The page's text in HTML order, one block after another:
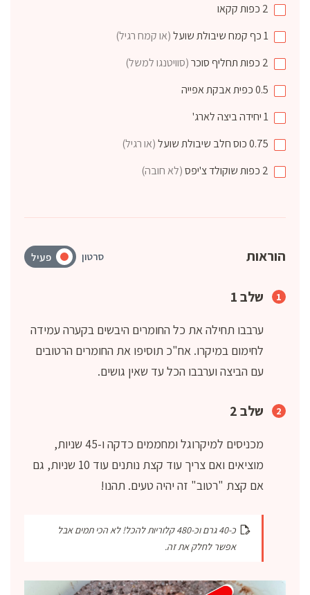
2 כפותקקאו
1כףקמח שיבולת שועל(או קמח רגיל)
2 כפותתחליף סוכר(סוויטנגו למשל)
0.5כפיתאבקת אפייה
1יחידהביצה לארג'
0.75כוסחלב שיבולת שועל(או רגיל)
2 כפותשוקולד צ'יפס(לא חובה)
הוראות סרטון פעיל
שלב 1
ערבבו תחילה את כל החומרים היבשים בקערה עמידה
לחימום במיקרו. אח"כ תוסיפו את החומרים הרטובים
עם הביצה וערבבו הכל עד שאין גושים.
שלב 2
מכניסים למיקרוגל ומחממים כדקה ו-45 שניות,
מוציאים ואם צריך עוד קצת נותנים עוד 10 שניות, גם
אם קצת "רטוב" זה יהיה טעים. תהנו!
כ-40 גרם וכ-480 קלוריות להכל! לא הכי תמים אבל
אפשר לחלק את זה.